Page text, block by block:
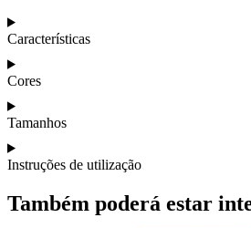
Características
Cores
Tamanhos
Instruções de utilização
Também poderá estar